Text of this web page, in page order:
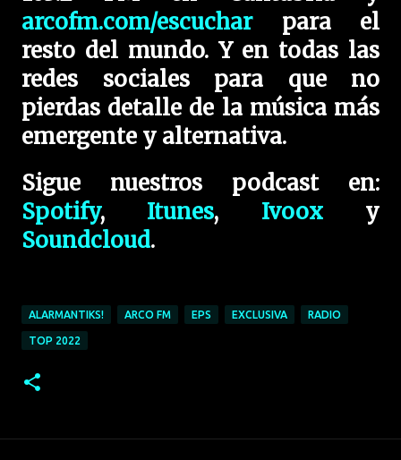
arcofm.com/escucharpara el
resto del mundo. Y en todas las
redes sociales para que no
pierdas detalle de la música más
emergente y alternativa.
Sigue nuestros podcast en:
Spotify, Itunes, Ivooxy
Soundcloud.
ALARMANTIKS! ARCO FM EPS EXCLUSIVA RADIO
TOP 2022